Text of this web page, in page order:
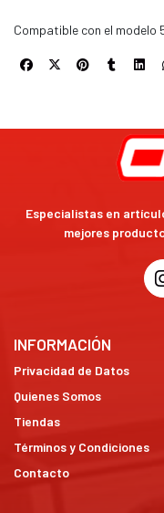
Compatible con el modelo
Especialistas en
mejores
INFORMACIÓN
Privacidad de Datos
Quienes Somos
Tiendas
Términos y Condiciones
Contacto